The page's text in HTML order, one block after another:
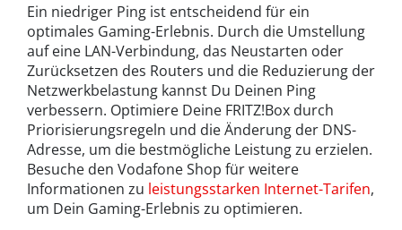
Ein niedriger Ping ist entscheidend für ein
optimales Gaming-Erlebnis. Durch die Umstellung
auf eine LAN-Verbindung, das Neustarten oder
Zurücksetzen des Routers und die Reduzierung der
Netzwerkbelastung kannst Du Deinen Ping
verbessern. Optimiere Deine FRITZ!Box durch
Priorisierungsregeln und die Änderung der DNS-
Adresse, um die bestmögliche Leistung zu erzielen.
Besuche den Vodafone Shop für weitere
Informationen zu leistungsstarken Internet-Tarifen,
um Dein Gaming-Erlebnis zu optimieren.